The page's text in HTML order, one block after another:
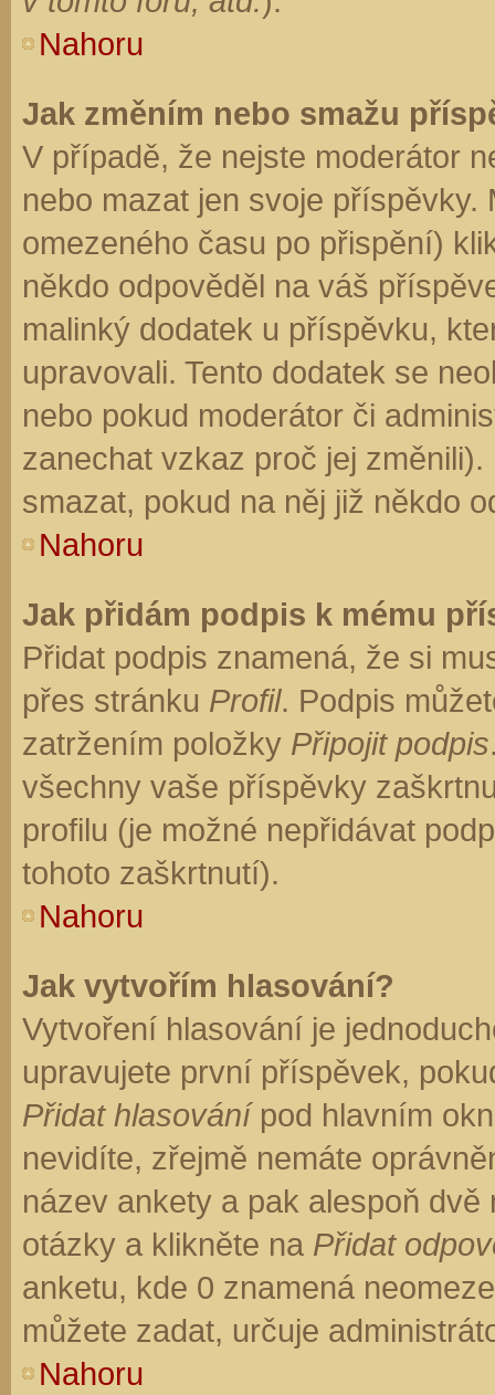
Nahoru
Jak změním nebo smažu
V případě, že nejste moderátor
nebo mazat jen svoje
omezeného času po přispění)
někdo odpověděl na váš
malinký dodatek u příspěvku,
upravovali. Tento dodatek se
nebo pokud moderátor či
zanechat vzkaz proč jej
smazat, pokud na něj již někdo
Nahoru
Jak přidám podpis k mému
Přidat podpis znamená, že si
přes stránku Profil. Podpis
zatržením položky Připojit podpis
všechny vaše příspěvky
profilu (je možné nepřidávat
tohoto zaškrtnutí).
Nahoru
Jak vytvořím hlasování?
Vytvoření hlasování je
upravujete první příspěvek,
Přidat hlasovánípod hlavním
nevidíte, zřejmě nemáte
název ankety a pak alespoň
otázky a klikněte na Přidat
anketu, kde 0 znamená
můžete zadat, určuje
Nahoru